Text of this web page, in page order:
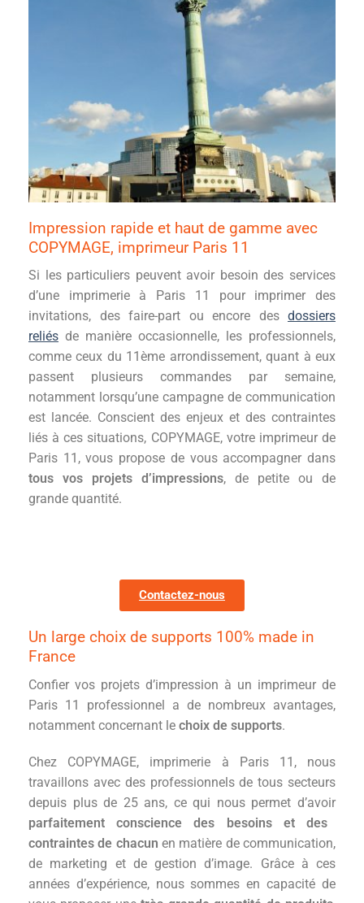
Impression rapide et haut de gamme avec
COPYMAGE, imprimeur Paris 11
Si les particuliers peuvent avoir besoin des services
d’une imprimerie à Paris 11 pour imprimer des
invitations, des faire-part ou encore des dossiers
reliés de manière occasionnelle, les professionnels,
comme ceux du 11ème arrondissement, quant à eux
passent plusieurs commandes par semaine,
notamment lorsqu’une campagne de communication
est lancée. Conscient des enjeux et des contraintes
liés à ces situations, COPYMAGE, votre imprimeur de
Paris 11, vous propose de vous accompagner dans
tous vos projets d’impressions, de petite ou de
grande quantité.
Contactez-nous
Un large choix de supports 100% made in
France
Confier vos projets d’impression à un imprimeur de
Paris 11 professionnel a de nombreux avantages,
notamment concernant le choix de supports.
Chez COPYMAGE, imprimerie à Paris 11, nous
travaillons avec des professionnels de tous secteurs
depuis plus de 25 ans, ce qui nous permet d’avoir
parfaitement conscience des besoins et des
contraintes de chacun en matière de communication,
de marketing et de gestion d’image. Grâce à ces
années d’expérience, nous sommes en capacité de